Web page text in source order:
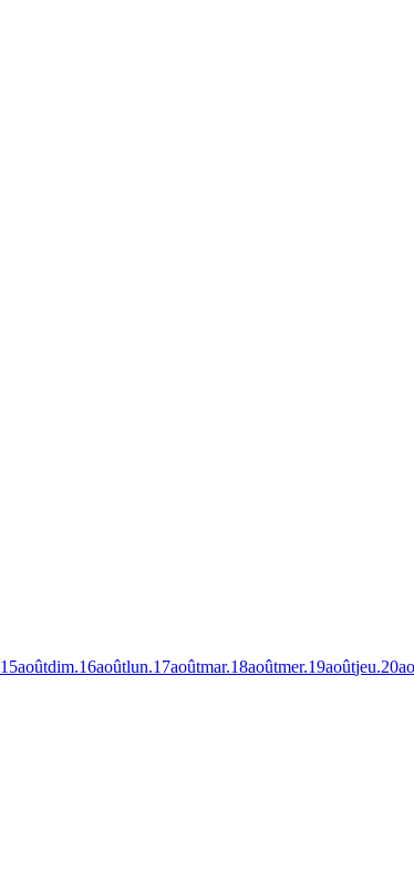
15aoûtdim.16aoûtlun.17aoûtmar.18aoûtmer.19aoûtjeu.20